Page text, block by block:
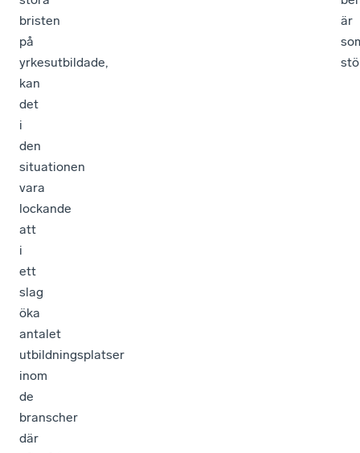
bristen
på
yrkesutbildade,
kan
det
i
den
situationen
vara
lockande
att
i
ett
slag
öka
antalet
utbildningsplatser
inom
de
branscher
där
är